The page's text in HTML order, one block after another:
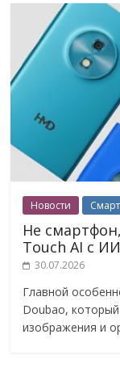
Новости
Не
Touch AI с ИИ
30.07.2026
Главной
Doubao,
изображения и